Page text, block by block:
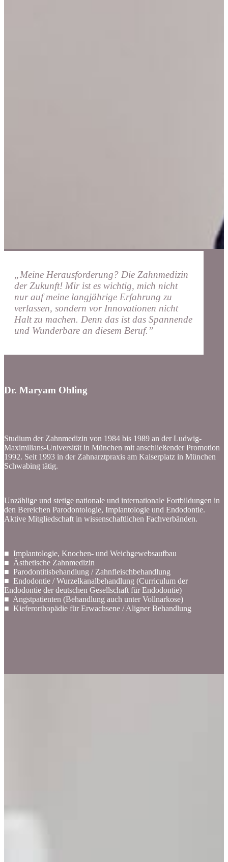
„Meine Herausforderung? Die Zahnmedizin
der Zukunft! Mir ist es wichtig, mich nicht
nur auf meine langjährige Erfahrung zu
verlassen, sondern vor Innovationen nicht
Halt zu machen. Denn das ist das Spannende
und Wunderbare an diesem Beruf.”
Dr. Maryam Ohling
Studium der Zahnmedizin von 1984 bis 1989 an der Ludwig-
Maximilians-Universität in München mit anschließender Promotion
1992. Seit 1993 in der Zahnarztpraxis am Kaiserplatz in München
Schwabing tätig.
Unzählige und stetige nationale und internationale Fortbildungen in
den Bereichen Parodontologie, Implantologie und Endodontie.
Aktive Mitgliedschaft in wissenschaftlichen Fachverbänden.
■ Implantologie, Knochen- und Weichgewebsaufbau
■ Ästhetische Zahnmedizin
■ Parodontitisbehandlung / Zahnfleischbehandlung
■ Endodontie / Wurzelkanalbehandlung (Curriculum der
Endodontie der deutschen Gesellschaft für Endodontie)
■ Angstpatienten (Behandlung auch unter Vollnarkose)
■ Kieferorthopädie für Erwachsene / Aligner Behandlung